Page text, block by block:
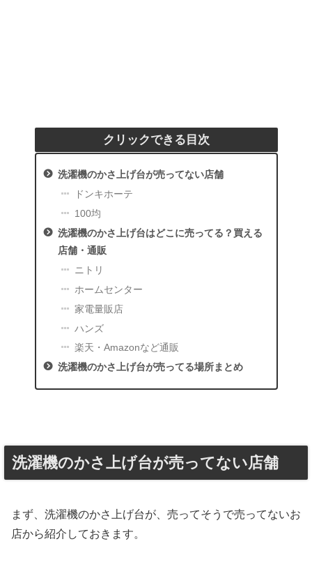
クリックできる目次
洗濯機のかさ上げ台が売ってない店舗
ドンキホーテ
100均
洗濯機のかさ上げ台はどこに売ってる？買える
店舗・通販
ニトリ
ホームセンター
家電量販店
ハンズ
楽天・Amazonなど通販
洗濯機のかさ上げ台が売ってる場所まとめ
洗濯機のかさ上げ台が売ってない店舗
まず、洗濯機のかさ上げ台が、売ってそうで売ってないお
店から紹介しておきます。